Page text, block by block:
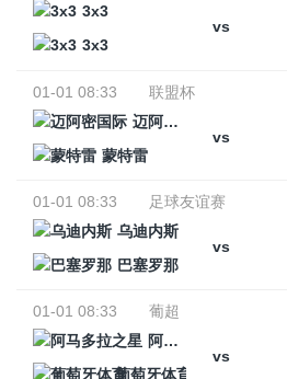
3x3
vs
3x3
01-01 08:33
联盟杯
迈阿密国际
vs
蒙特雷
01-01 08:33
足球友谊赛
乌迪内斯
vs
巴塞罗那
01-01 08:33
葡超
阿马多拉之星
vs
葡萄牙体育